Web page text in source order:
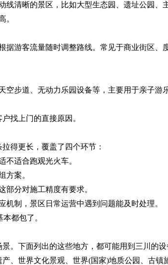
线清晰的景区，比如大型生态园、遗址公园、
。
据游客流量随时调整路线。常见于商业街区、
空步道、无动力乐园设备等，主要用于亲子游
找上门的直接原因。
得更长，覆盖了四个环节：
不适合跑观光火车。
方案。
部分对施工精度有要求。
制，景区日常运营中遇到问题能及时处理。
都包了。
。下面列出的这些地方，都可能用到三川的设
、世界文化景观、世界(国家)地质公园、古镇